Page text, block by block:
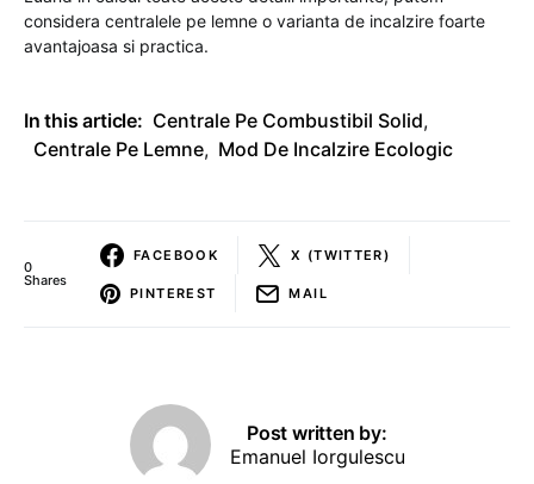
considera centralele pe lemne o varianta de incalzire foarte
avantajoasa si practica.
In this article: Centrale Pe Combustibil Solid,
Centrale Pe Lemne, Mod De Incalzire Ecologic
0
Shares
FACEBOOK X (TWITTER)
PINTEREST MAIL
Post written by:
Emanuel Iorgulescu